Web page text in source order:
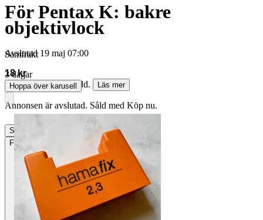
För Pentax K: bakre
objektivlock
Avslutad 19 maj 07:00
18 kr
21 kr med köparskydd.
Läs mer
Annonsen är avslutad. Såld med Köp nu.
Slutade
Frakt
Samfrakt
3 dagar
Hoppa över karusell